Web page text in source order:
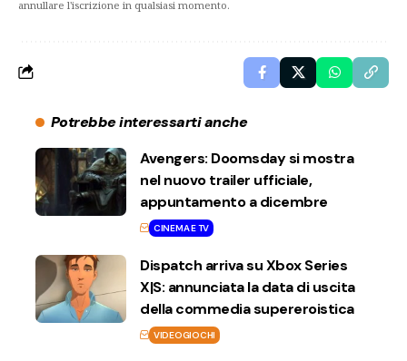
annullare l'iscrizione in qualsiasi momento.
Potrebbe interessarti anche
Avengers: Doomsday si mostra
nel nuovo trailer ufficiale,
appuntamento a dicembre
CINEMA E TV
Dispatch arriva su Xbox Series
X|S: annunciata la data di uscita
della commedia supereroistica
VIDEOGIOCHI